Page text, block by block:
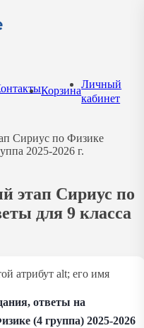
Корзина
Личный
кабинет
Сириус по Физике
2025-2026 г.
этап Сириус по
для 9 класса
ответы на
(4 группа) 2025-2026